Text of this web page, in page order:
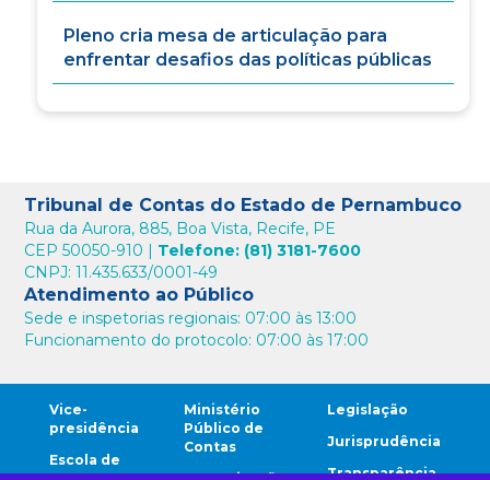
Pleno cria mesa de articulação para
enfrentar desafios das políticas públicas
Tribunal de Contas do Estado de Pernambuco
Rua da Aurora, 885, Boa Vista, Recife, PE
CEP 50050-910 | Telefone: (81) 3181-7600
CNPJ: 11.435.633/0001-49
Atendimento ao Público
Sede e inspetorias regionais: 07:00 às 13:00
Funcionamento do protocolo: 07:00 às 17:00
Vice-
presidência
Escola de
Ministério
Público de
Contas
Legislação
Jurisprudência
Transparência